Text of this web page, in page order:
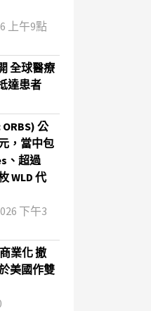
上午9點
全球醫療
達患者
公
，當中包
、超過
WLD 代
下午3
業化 撤
美國作雙